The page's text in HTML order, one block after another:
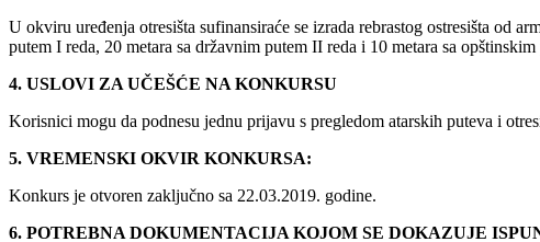
U okviru uređenja otresišta sufinansiraće se izrada rebrastog ostresišta od
putem I reda, 20 metara sa državnim putem II reda i 10 metara sa
4. USLOVI ZA UČEŠĆE NA KONKURSU
Korisnici mogu da podnesu jednu prijavu s pregledom atarskih puteva i
5. VREMENSKI OKVIR KONKURSA:
Konkurs je otvoren zaključno sa 22.03.2019. godine.
6. POTREBNA DOKUMENTACIJA KOJOM SE DOKAZUJE